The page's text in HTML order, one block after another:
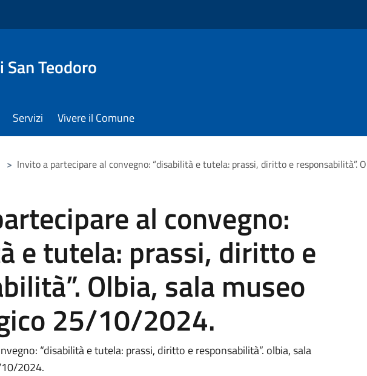
San Teodoro
Servizi Vivere il Comune
> Invito a partecipare al convegno: “disabilità e tutela: prassi, diritto e responsabilità”.
al convegno:
e tutela: prassi, diritto e
Olbia, sala museo
25/10/2024.
“disabilità e tutela: prassi, diritto e responsabilità”. olbia, sala
2024.